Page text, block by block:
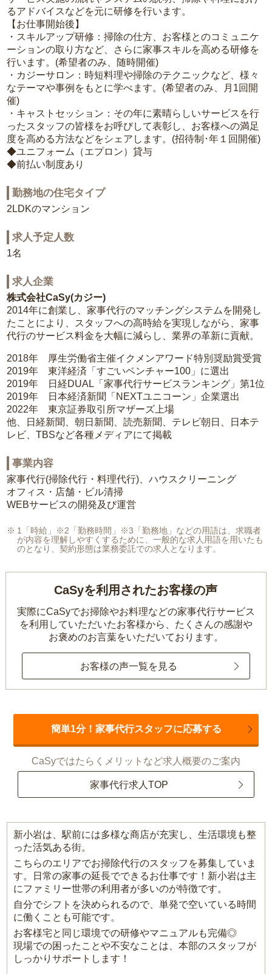
るアドバイスなどを元に研修を行います。
【お仕事開始後】
・スキルアップ研修：掃除の仕方、お客様とのコミュニケ
ーションの取り方など、さらに家事スキルを高める研修を
行います。(希望者のみ、随時開催)
・カジーサロン：時短料理や掃除のテクニックなど、様々
なテーマや事例をもとに学べます。(希望者のみ、月1回開
催)
・キャストセッション：その年に素晴らしいサービスを行
ったスタッフの皆様をお呼びして表彰し、お客様への満足
度を高める方法などをシェアします。(招待制･年１回開催)
◆ユニフォーム（エプロン）貸与
◆前払い制度あり
勤務地の住宅タイプ
2LDKのマンション
求人予定人数
1名
求人企業
株式会社CaSy(カジー)
2014年に創業し、家事代行のマッチングシステムを開発し
たことにより、スタッフへの高時給を実現しながら、家事
代行のサービス料金を大幅に減らし、業界の革新に貢献。
2018年 厚生労働省主催イクメンアワード特別奨励賞受賞
2019年 東洋経済「すごいベンチャー100」に選出
2019年 日経DUAL「家事代行サービスランキング」第1位
2019年 日本経済新聞「NEXTユニコーン」企業選出
2022年 東京証券取引所マザーズ上場
他、日経新聞、朝日新聞、読売新聞、テレビ朝日、日本テ
レビ、TBSなど各種メディアにて掲載
事業内容
家事代行(掃除代行・料理代行)、ハウスクリーニング
オフィス・店舗・ビル清掃
WEBサービスの開発及び運営
1「時給」※2「勤務時間」※3「勤務地」などの用語は、求職者
が内容を理解しやすくするために、一般的な求人用語を用いたも
のとなり、契約形態は業務委託での求人となります。
CaSyを利用されたお客様の声
実際にCaSyでお掃除やお料理などの家事代行サービス
を利用していただいたお客様から、 たくさんの感謝や
お褒めのお言葉をいただいております。
お客様の声一覧を見る
簡単1分！家事代行スタッフに応募する
CaSyではたらくメリットなど求人概要のご案内
家事代行求人TOP
新小岩は、駅前には多様な商店が充実し、生活環境も整
った活気ある街。
こちらのエリアでお掃除代行のスタッフを募集していま
す。日常の家事の延長でできるお仕事です！新小岩は主
にファミリー世帯の利用者が多いのが特徴です。
自分でシフトを決められるので、単発で空いている時間
に働くことも可能です。
お客様宅と同じ環境での研修やマニュアルも完備◎
現場での困ったことや不安なことは、本部のスタッフが
しっかりサポートします！